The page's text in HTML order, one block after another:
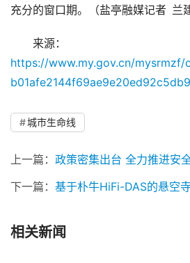
充分的窗口期。（盐亭融媒记者 兰
来源：
https://www.my.gov.cn/
城市生命线
上一篇： 政策密集出台 全力推进安全韧性城市建设 未
下一篇： 基于朴牛HiFi-DAS的悬空寺“振（震
相关新闻